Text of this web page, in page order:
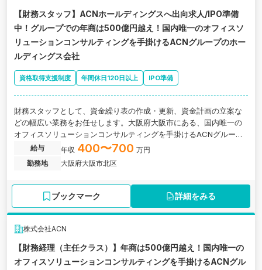
【財務スタッフ】ACNホールディングスへ出向求人/IPO準備
中！グループでの年商は500億円越え！国内唯一のオフィスソ
リューションコンサルティングを手掛けるACNグループのホー
ルディングス会社
資格取得支援制度 年間休日120日以上 IPO準備
財務スタッフとして、資金繰り表の作成・更新、資金計画の立案な
どの幅広い業務をお任せします。大阪府大阪市にある、国内唯一の
オフィスソリューションコンサルティングを手掛けるACNグループ
のホールディングス会社の求人です。
給与 年収 400〜700 万円
勤務地
大阪府大阪市北区
ブックマーク 詳細をみる
株式会社ACN
【財務経理（主任クラス）】年商は500億円越え！国内唯一の
オフィスソリューションコンサルティングを手掛けるACNグル